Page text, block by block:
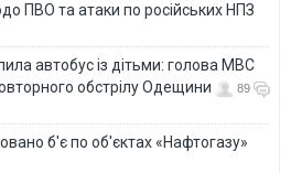
ПВО та атаки по російських НПЗ
автобус із дітьми: голова МВС
обстрілу Одещини
89
б'є по об'єктах «Нафтогазу»